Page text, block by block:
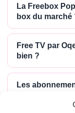
La Freebox
box du marché
Free TV par
bien ?
Les